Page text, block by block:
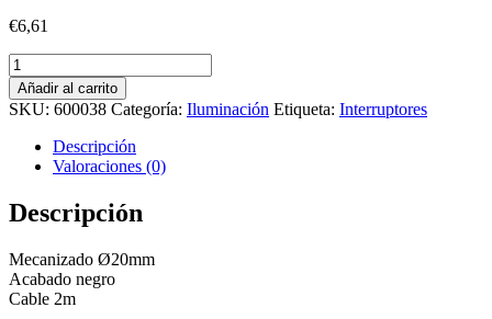
€6,61
Interruptor
de
botón
-
Embutir
12/24V
cantidad
Añadir al carrito
SKU: 600038 Categoría: Iluminación Etiqueta: Interruptores
Descripción
Valoraciones (0)
Descripción
Mecanizado Ø20mm
Acabado negro
Cable 2m